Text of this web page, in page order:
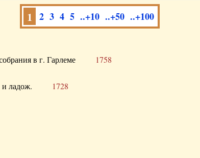
1 2 3 4 5 ..+10 ..+50 ..+100
собрания в г. Гарлеме 1758
и ладож. 1728